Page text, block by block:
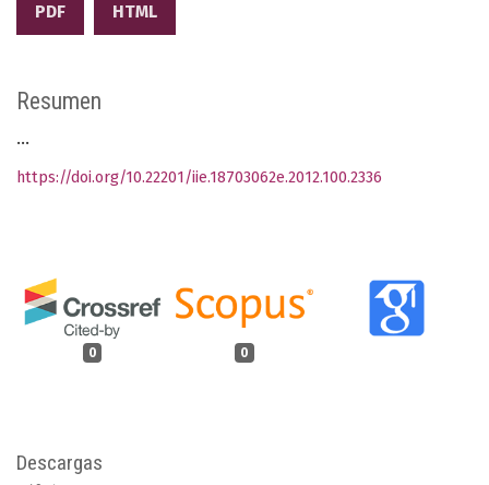
PDF HTML
0 0
Resumen
...
https://doi.org/10.22201/iie.18703062e.2012.100.2336
Descargas